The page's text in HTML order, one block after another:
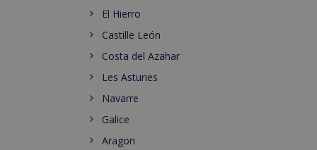
El Hierro
Castille León
Costa del Azahar
Les Asturies
Navarre
Galice
Aragon